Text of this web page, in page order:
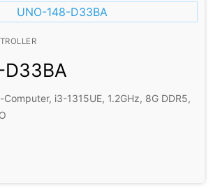
i3-1315UE, 1.2GHz, 8G DDR5,